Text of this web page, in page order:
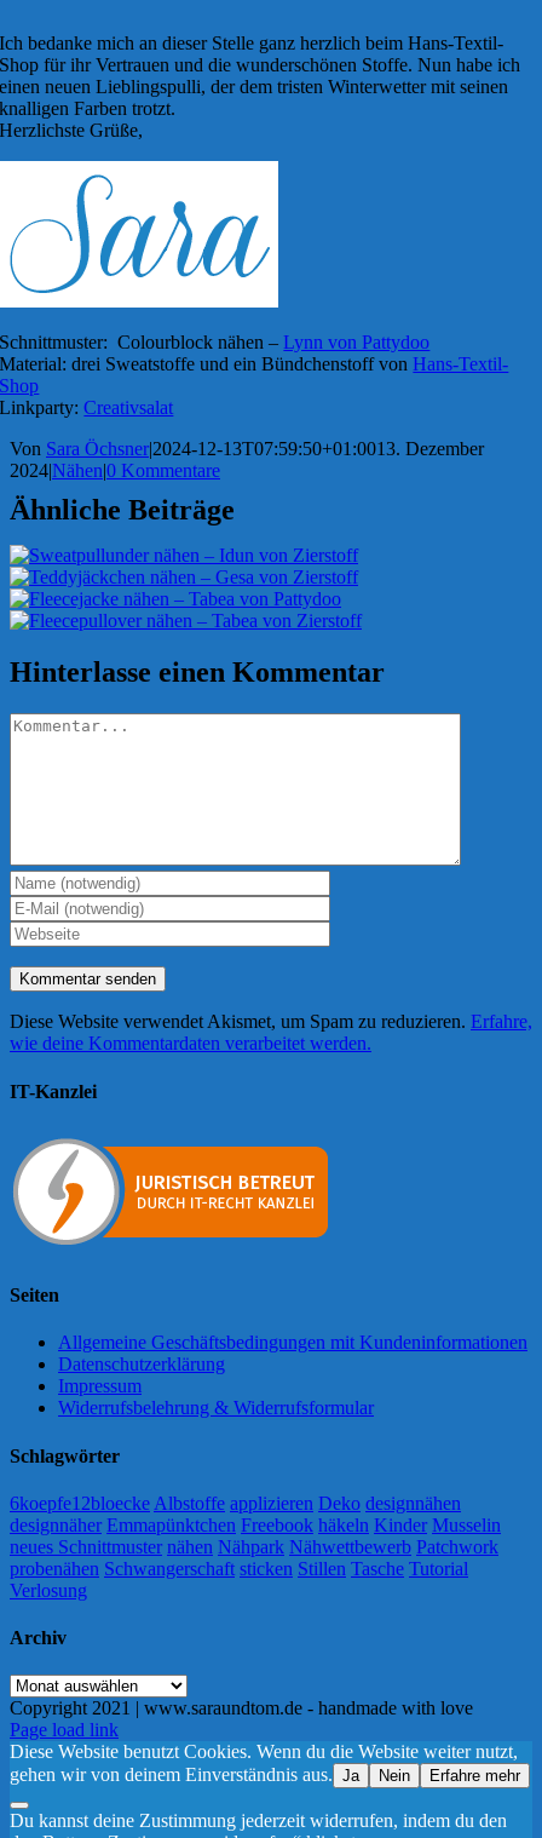
Ich bedanke mich an dieser Stelle ganz herzlich beim Hans-Textil-
Shop für ihr Vertrauen und die wunderschönen Stoffe. Nun habe ich
einen neuen Lieblingspulli, der dem tristen Winterwetter mit seinen
knalligen Farben trotzt.
Herzlichste Grüße,
Schnittmuster: Colourblock nähen –Lynn von Pattydoo
Material: drei Sweatstoffe und ein Bündchenstoff vonHans-Textil-
Shop
Linkparty:Creativsalat
Von Sara Öchsner|2024-12-13T07:59:50+01:0013. Dezember
2024|Nähen|0 Kommentare
Ähnliche Beiträge
Hinterlasse einen Kommentar
Kommentar
Diese Website verwendet Akismet, um Spam zu reduzieren. Erfahre,
wie deine Kommentardaten verarbeitet werden.
IT-Kanzlei
Seiten
Allgemeine Geschäftsbedingungen mit Kundeninformationen
Datenschutzerklärung
Impressum
Widerrufsbelehrung & Widerrufsformular
Schlagwörter
6koepfe12bloecke Albstoffe applizieren Deko designnähen
designnäher Emmapünktchen Freebook häkeln Kinder Musselin
neues Schnittmuster nähen Nähpark Nähwettbewerb Patchwork
probenähen Schwangerschaft sticken Stillen Tasche Tutorial
Verlosung
Archiv
Archiv
Copyright 2021 | www.saraundtom.de - handmade with love
Instagram
Page load link
Diese Website benutzt Cookies. Wenn du die Website weiter nutzt,
gehen wir von deinem Einverständnis aus. Ja Nein Erfahre mehr
Du kannst deine Zustimmung jederzeit widerrufen, indem du den